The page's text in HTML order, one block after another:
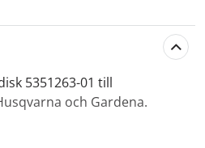
5351263-01 till
och Gardena.